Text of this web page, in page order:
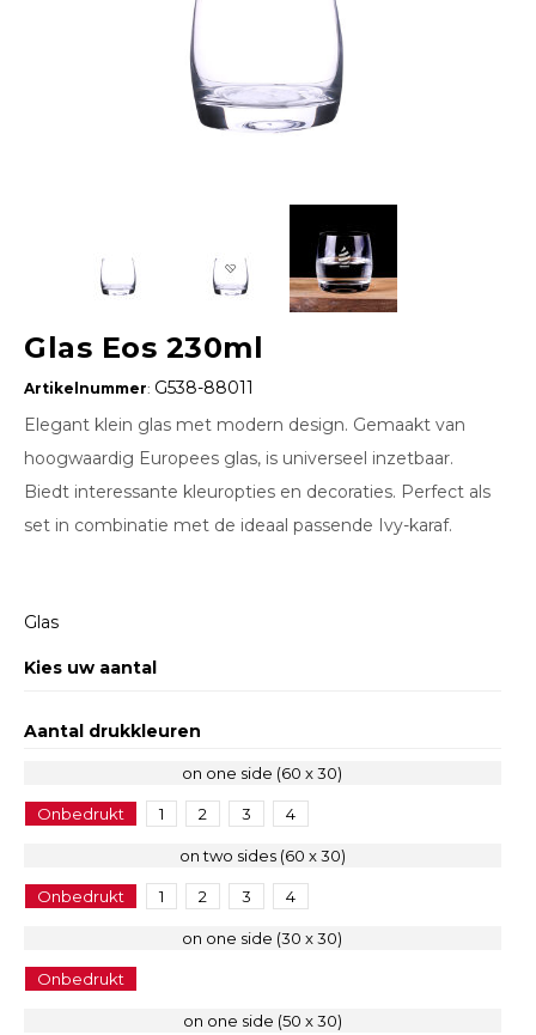
Glas Eos 230ml
Artikelnummer: G538-88011
Elegant klein glas met modern design. Gemaakt van
hoogwaardig Europees glas, is universeel inzetbaar.
Biedt interessante kleuropties en decoraties. Perfect als
set in combinatie met de ideaal passende Ivy-karaf.
Glas
Kies uw aantal
Aantal drukkleuren
on one side (60 x 30)
Onbedrukt 1 2 3 4
on two sides (60 x 30)
Onbedrukt 1 2 3 4
on one side (30 x 30)
Onbedrukt
on one side (50 x 30)